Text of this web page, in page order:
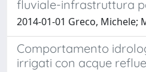
fluviale-infrastruttura
2014-01-01 Greco, Michele;
Comportamento
irrigati con acque